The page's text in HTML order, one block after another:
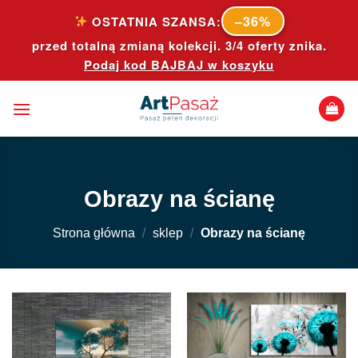
content
OSTATNIA SZANSA: –36%
przed totalną zmianą kolekcji. 3/4 oferty znika.
Podaj kod BAJBAJ w koszyku
Obrazy na ścianę
Strona główna / sklep / Obrazy na ścianę